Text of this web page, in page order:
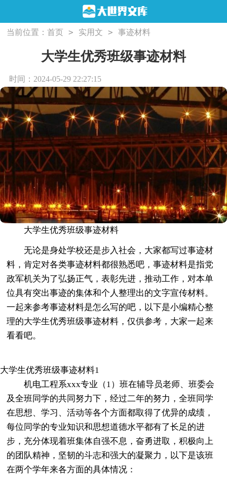
当前位置：首页 > 实用文 > 事迹材料
大学生优秀班级事迹材料
时间：2024-05-29 22:27:15
大学生优秀班级事迹材料
无论是身处学校还是步入社会，大家都写过事迹材
料，肯定对各类事迹材料都很熟悉吧，事迹材料是指党
政军机关为了弘扬正气，表彰先进，推动工作，对本单
位具有突出事迹的集体和个人整理出的文字宣传材料。
一起来参考事迹材料是怎么写的吧，以下是小编精心整
理的大学生优秀班级事迹材料，仅供参考，大家一起来
看看吧。
大学生优秀班级事迹材料1
机电工程系xxx专业（1）班在辅导员老师、班委会
及全班同学的共同努力下，经过二年的努力，全班同学
在思想、学习、活动等各个方面都取得了优异的成绩，
每位同学的专业知识和思想道德水平都有了长足的进
步，充分体现着班集体自强不息，奋勇进取，积极向上
的团队精神，坚韧的斗志和强大的凝聚力，以下是该班
在两个学年来各方面的具体情况：